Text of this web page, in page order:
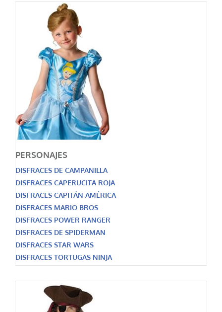
PERSONAJES
DISFRACES DE CAMPANILLA
DISFRACES CAPERUCITA ROJA
DISFRACES CAPITÁN AMÉRICA
DISFRACES MARIO BROS
DISFRACES POWER RANGER
DISFRACES DE SPIDERMAN
DISFRACES STAR WARS
DISFRACES TORTUGAS NINJA